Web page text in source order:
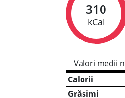
310
kCal
Valori medii
Calorii
Grăsimi